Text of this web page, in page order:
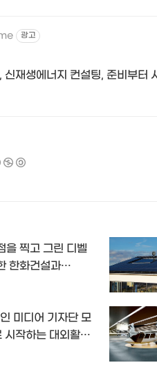
광고
재생에너지 컨설팅, 준비부터
을 찍고 그린 디벨
한화건설과
한 한화큐셀, 그리
미디어 기자단 모
시작하는 대외활
시작해 보세